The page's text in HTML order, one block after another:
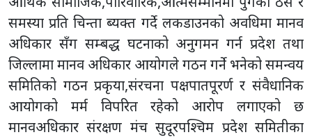
समस्या प्रति चिन्ता ब्यक्त गर्दे लकडाउनको अवधिमा मानव
अधिकार सँग सम्बद्ध घटनाको अनुगमन गर्न प्रदेश तथा
जिल्लामा मानव अधिकार आयोगले गठन गर्ने भनेको समन्वय
समितिको गठन प्रकृया,संरचना पक्षपातपूरर्ण र संवैधानिक
आयोगको मर्म विपरित रहेको आरोप लगाएको छ
मानवअधिकार संरक्षण मंच सुदूरपश्चिम प्रदेश समितीका